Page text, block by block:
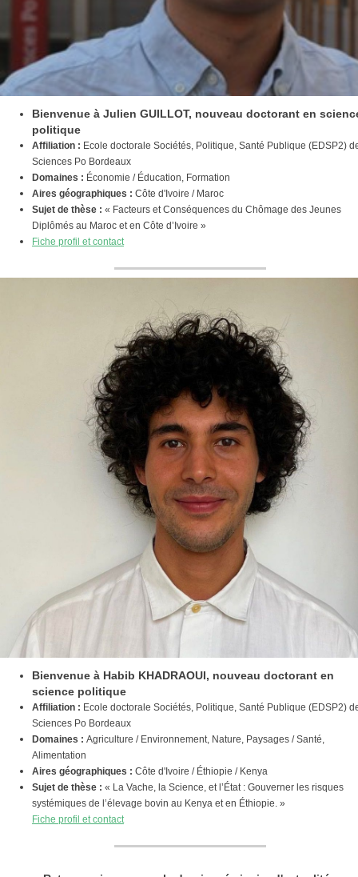
Bienvenue à Julien GUILLOT, nouveau doctorant en
politique
Affiliation : Ecole doctorale Sociétés, Politique, Santé Publique (EDSP2)
Sciences Po Bordeaux
Domaines : Économie / Éducation, Formation
Aires géographiques : Côte d'Ivoire / Maroc
Sujet de thèse : « Facteurs et Conséquences du Chômage des Jeunes
Diplômés au Maroc et en Côte d’Ivoire »
Fiche profil et contact
Bienvenue à Habib KHADRAOUI, nouveau doctorant en
science politique
Affiliation : Ecole doctorale Sociétés, Politique, Santé Publique (EDSP2)
Sciences Po Bordeaux
Domaines : Agriculture / Environnement, Nature, Paysages / Santé,
Alimentation
Aires géographiques : Côte d'Ivoire / Éthiopie / Kenya
Sujet de thèse : « La Vache, la Science, et l’État : Gouverner les risques
systémiques de l’élevage bovin au Kenya et en Éthiopie. »
Fiche profil et contact